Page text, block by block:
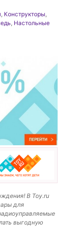
, Конструкторы,
, Настольные
В Toy.ru
для
выгодную